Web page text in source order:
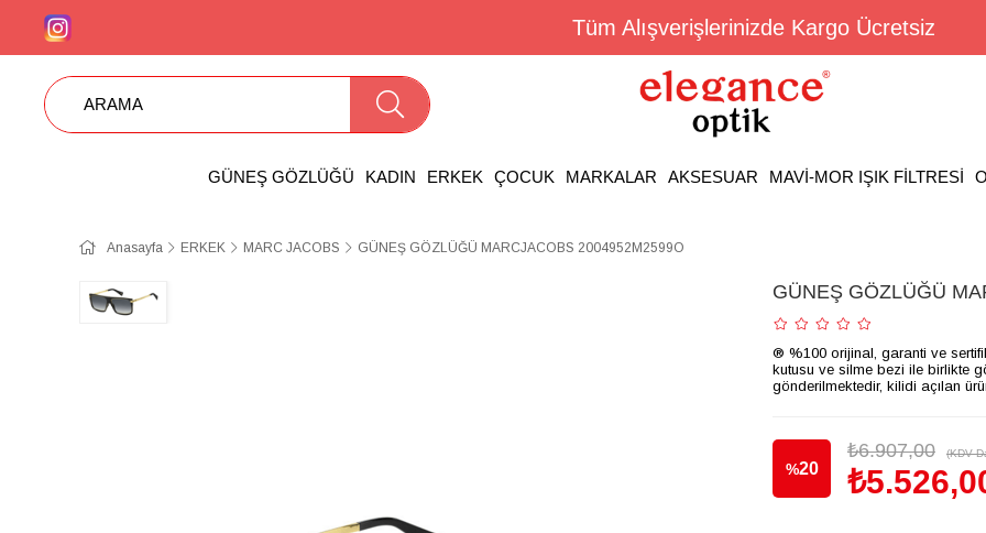
Tüm Alışverişlerinizde Kargo Ücretsiz
GÜNEŞ GÖZLÜĞÜ KADIN ERKEK ÇOCUK MARKALAR AKSESUAR MAVİ-MOR IŞIK FİLTRESİ
Anasayfa ERKEK MARC JACOBS GÜNEŞ GÖZLÜĞÜ MARCJACOBS 2004952M2599O
GÜNEŞ GÖZLÜĞÜ
® %100 orijinal, garanti ve
kutusu ve silme bezi ile birlikte
gönderilmektedir, kilidi açılan
%20
₺6.907,00 (KDV